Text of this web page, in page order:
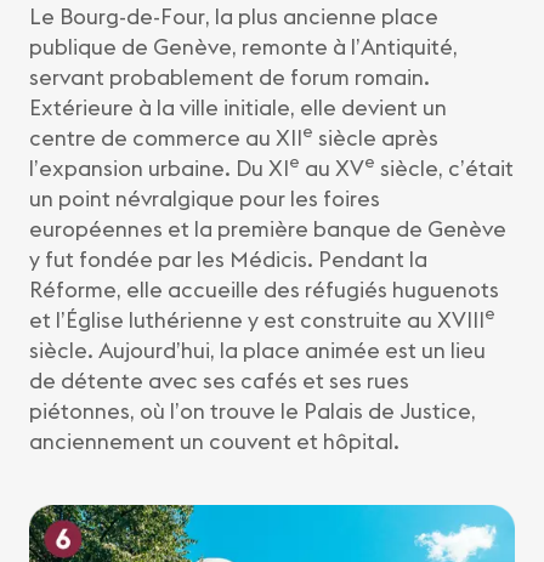
Le Bourg-de-Four, la plus ancienne place
publique de Genève, remonte à l’Antiquité,
servant probablement de forum romain.
Extérieure à la ville initiale, elle devient un
centre de commerce au XIIe siècle après
l’expansion urbaine. Du XIe au XVe siècle, c’était
un point névralgique pour les foires
européennes et la première banque de Genève
y fut fondée par les Médicis. Pendant la
Réforme, elle accueille des réfugiés huguenots
et l’Église luthérienne y est construite au XVIIIe
siècle. Aujourd’hui, la place animée est un lieu
de détente avec ses cafés et ses rues
piétonnes, où l’on trouve le Palais de Justice,
anciennement un couvent et hôpital.